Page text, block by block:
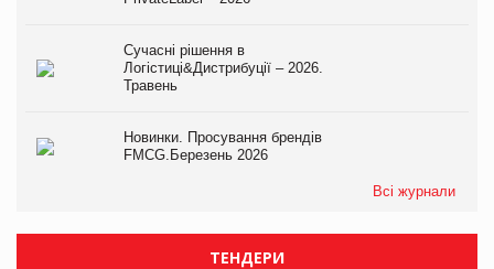
Сучасні рішення в
Логістиці&Дистрибуції – 2026.
Травень
Новинки. Просування брендів
FMCG.Березень 2026
Всі журнали
ТЕНДЕРИ